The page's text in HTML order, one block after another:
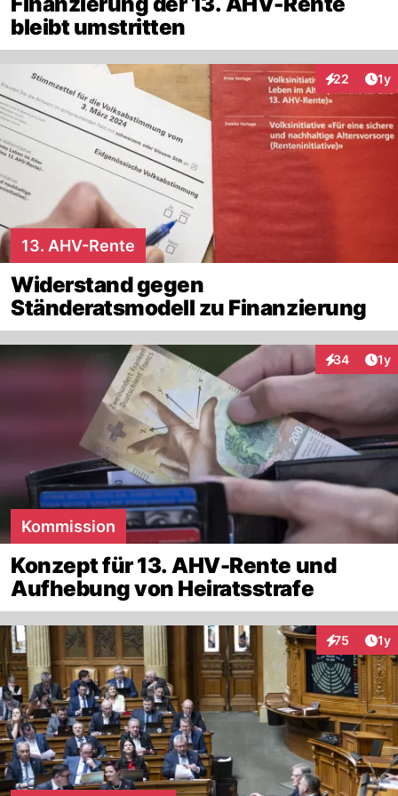
bleibt umstritten
22 1y
13. AHV-Rente
Widerstand gegen
Ständeratsmodell zu Finanzierung
34 1y
Kommission
Konzept für 13. AHV-Rente und
Aufhebung von Heiratsstrafe
75 1y